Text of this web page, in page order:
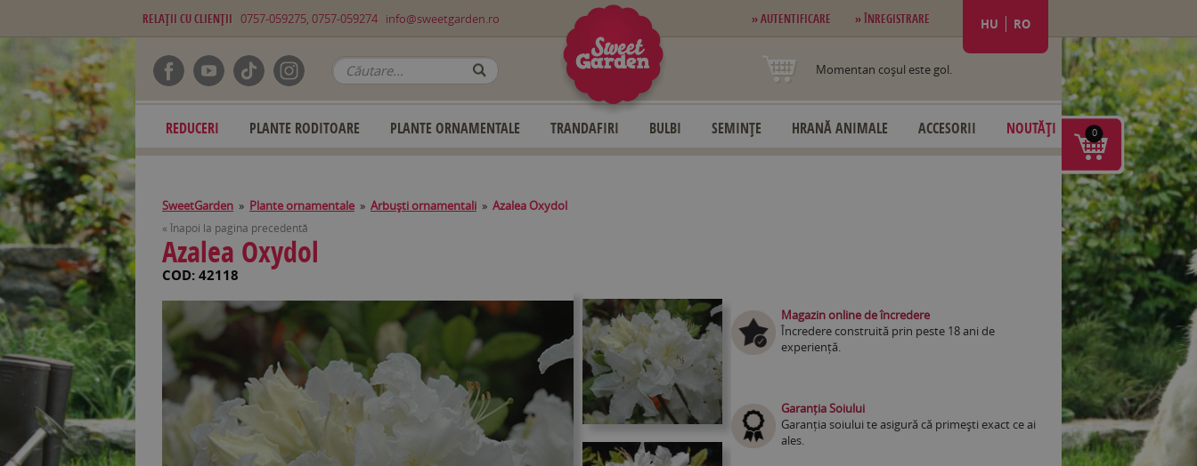
RELAŢII CU CLIENŢII 0757-059275, 0757-059274 info@sweetgarden.ro » AUTENTIFICARE » ÎNREGISTRARE HU RO
Momentan coşul este gol.
REDUCERI PLANTE RODITOARE PLANTE ORNAMENTALE TRANDAFIRI BULBI SEMINȚE HRANĂ ANIMALE ACCESORII NOUTĂȚI
SweetGarden » Plante ornamentale » Arbuşti ornamentali » Azalea Oxydol
« Înapoi la pagina precedentă
Azalea Oxydol
COD: 42118
Magazin online de încredere
Încredere construită prin peste 18 ani de
experiență.
Garanția Soiului
Garanția soiului te asigură că primești exact ce ai
ales.
0